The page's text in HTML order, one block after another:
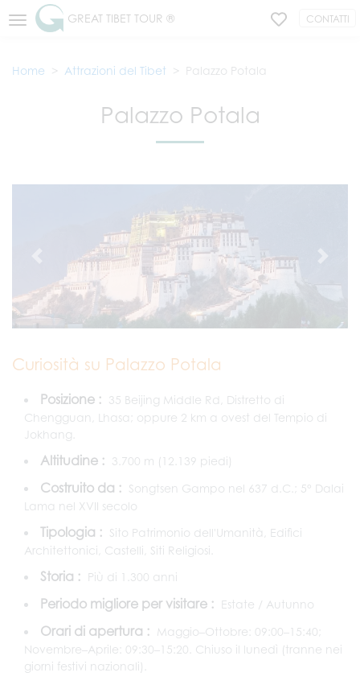
GREAT TIBET TOUR ® CONTATTI
Home Attrazioni del Tibet Palazzo Potala
Palazzo Potala
Curiosità su Palazzo Potala
Posizione : 35 Beijing Middle Rd, Distretto di
Chengguan, Lhasa; oppure 2 km a ovest del Tempio di
Jokhang.
Altitudine : 3.700 m (12.139 piedi)
Costruito da : Songtsen Gampo nel 637 d.C.; 5° Dalai
Lama nel XVII secolo
Tipologia : Sito Patrimonio dell'Umanità, Edifici
Architettonici, Castelli, Siti Religiosi.
Storia : Più di 1.300 anni
Periodo migliore per visitare : Estate / Autunno
Orari di apertura : Maggio–Ottobre: 09:00–15:40;
Novembre–Aprile: 09:30–15:20. Chiuso il lunedì (tranne nei
giorni festivi nazionali).